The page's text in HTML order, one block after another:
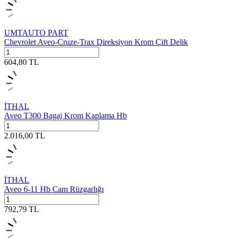
UMTAUTO PART
Chevrolet Aveo-Cruze-Trax Direksiyon Krom Çift Delik
604,80 TL
İTHAL
Aveo T300 Bagaj Krom Kaplama Hb
2.016,00 TL
İTHAL
Aveo 6-11 Hb Cam Rüzgarlığı
792,79 TL